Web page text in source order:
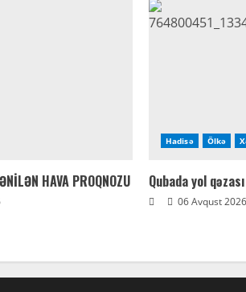
HAVA PROQNOZU
Hadisə Ölkə
Qubada yol
06 Avqust 2026